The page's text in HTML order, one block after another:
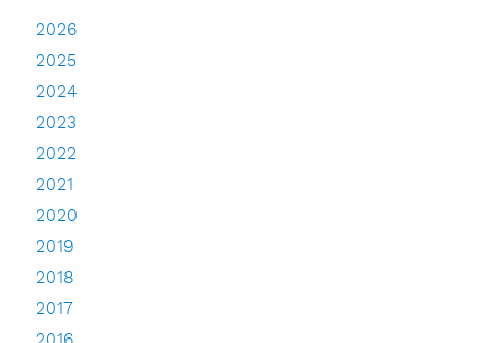
2026
2025
2024
2023
2022
2021
2020
2019
2018
2017